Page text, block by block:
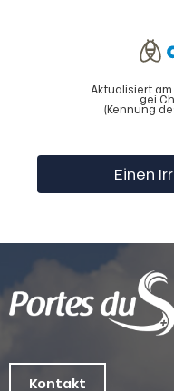
Aktualisiert am
gei
(Kennung
Einen
Kontakt